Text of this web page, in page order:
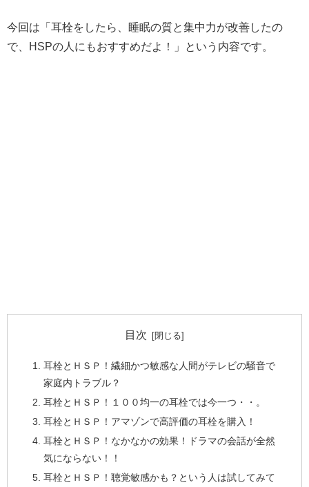
今回は「耳栓をしたら、睡眠の質と集中力が改善したの
で、HSPの人にもおすすめだよ！」という内容です。
目次
耳栓とＨＳＰ！繊細かつ敏感な人間がテレビの騒音で
家庭内トラブル？
耳栓とＨＳＰ！１００均一の耳栓では今一つ・・。
耳栓とＨＳＰ！アマゾンで高評価の耳栓を購入！
耳栓とＨＳＰ！なかなかの効果！ドラマの会話が全然
気にならない！！
耳栓とＨＳＰ！聴覚敏感かも？という人は試してみて